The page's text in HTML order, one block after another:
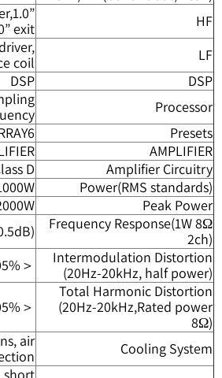
HF
exit
LF
coil
DSP
DSP
Processor
Presets
AMPLIFIER
Amplifier Circuitry
D
Power(RMS standards)
Peak Power
Frequency Response(1W 8Ω
2ch)
Intermodulation Distortion
(20Hz-20kHz, half power)
＜0.05%
Total Harmonic Distortion
(20Hz-20kHz,Rated power
8Ω)
＜0.05%
Cooling System
air